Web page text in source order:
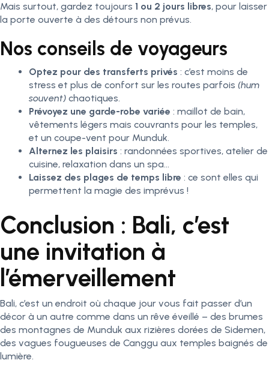
Mais surtout, gardez toujours 1 ou 2 jours libres, pour laisser
la porte ouverte à des détours non prévus.
Nos conseils de voyageurs
Optez pour des transferts privés : c’est moins de
stress et plus de confort sur les routes parfois (hum
souvent) chaotiques.
Prévoyez une garde-robe variée : maillot de bain,
vêtements légers mais couvrants pour les temples,
et un coupe-vent pour Munduk.
Alternez les plaisirs : randonnées sportives, atelier de
cuisine, relaxation dans un spa…
Laissez des plages de temps libre : ce sont elles qui
permettent la magie des imprévus !
Conclusion : Bali, c’est
une invitation à
l’émerveillement
Bali, c’est un endroit où chaque jour vous fait passer d’un
décor à un autre comme dans un rêve éveillé – des brumes
des montagnes de Munduk aux rizières dorées de Sidemen,
des vagues fougueuses de Canggu aux temples baignés de
lumière.